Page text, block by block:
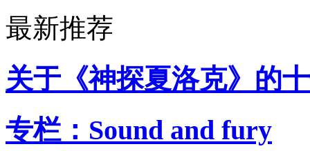
最新推荐
关于《神探夏洛克》的
专栏：Sound and fury